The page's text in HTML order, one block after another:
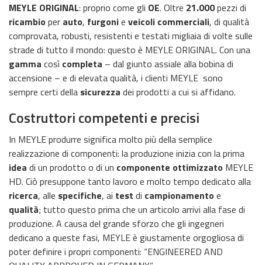
MEYLE ORIGINAL: proprio come gli OE. Oltre 21.000pezzi di
ricambio per auto, furgonie veicoli commerciali, di qualità
comprovata, robusti, resistenti e testati migliaia di volte sulle
strade di tutto il mondo: questo è MEYLE ORIGINAL. Con una
gamma così completa – dal giunto assiale alla bobina di
accensione – e di elevata qualità, i clienti MEYLE sono
sempre certi della sicurezza dei prodotti a cui si affidano.
Costruttori competenti e precisi
In MEYLE produrre significa molto più della semplice
realizzazione di componenti: la produzione inizia con la prima
idea di un prodotto o di un componente ottimizzato MEYLE
HD. Ciò presuppone tanto lavoro e molto tempo dedicato alla
ricerca, alle specifiche, ai test di campionamento e
qualità; tutto questo prima che un articolo arrivi alla fase di
produzione. A causa del grande sforzo che gli ingegneri
dedicano a queste fasi, MEYLE è giustamente orgogliosa di
poter definire i propri componenti: “ENGINEERED AND